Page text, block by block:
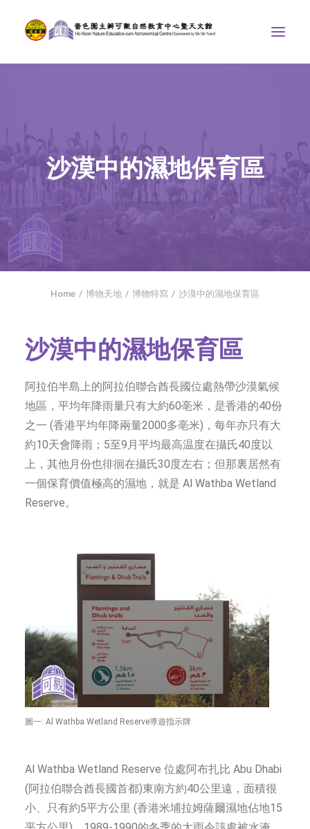
天文館
博物天地
比賽/專題計劃
聯絡我們
SEARCH
字型大小
沙漠中的濕地保育區
Home 博物天地 博物特寫 沙漠中的濕地保育區
沙漠中的濕地保育區
阿拉伯半島上的阿拉伯聯合酋長國位處熱帶沙漠氣候
地區，平均年降雨量只有大約60亳米，是香港的40份
之一 (香港平均年降兩量2000多亳米)，每年亦只有大
約10天會降雨；5至9月平均最高温度在攝氏40度以
上，其他月份也徘徊在攝氏30度左右；但那裏居然有
一個保育價值極高的濕地，就是 Al Wathba Wetland
Reserve。
圖一: Al Wathba Wetland Reserve導遊指示牌
Al Wathba Wetland Reserve 位處阿布扎比 Abu Dhabi
(阿拉伯聯合酋長國首都)東南方約40公里遠，面積很
小、只有約5平方公里 (香港米埔拉姆薩爾濕地佔地15